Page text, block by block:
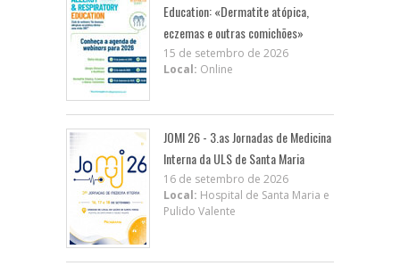
Education: «Dermatite atópica,
eczemas e outras comichões»
15 de setembro de 2026
Local: Online
JOMI 26 - 3.as Jornadas de Medicina
Interna da ULS de Santa Maria
16 de setembro de 2026
Local: Hospital de Santa Maria e
Pulido Valente